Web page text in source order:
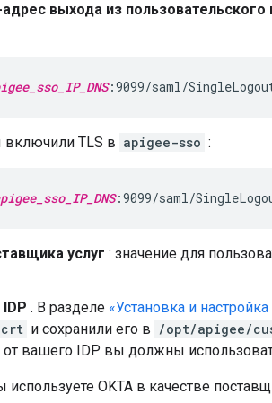
выхода из пользовательского
:9099/saml/
включили TLS в apigee-sso :
:9099/saml/
услуг : значение для
. В разделе «Установка и
и сохранили его в /opt/apigee/
от вашего IDP вы должны
OKTA в качестве